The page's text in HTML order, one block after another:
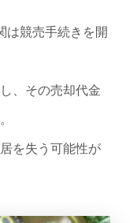
は競売手続きを開
、その売却代金
を失う可能性が